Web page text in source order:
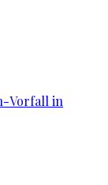
Vorfall in